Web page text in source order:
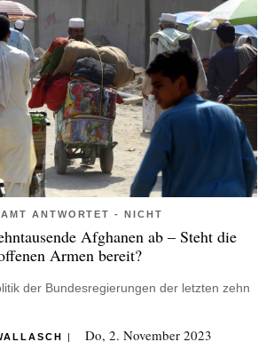
ANTWORTET - NICHT
Afghanen ab – Steht die
Armen bereit?
der Bundesregierungen der letzten zehn
Do, 2. November 2023